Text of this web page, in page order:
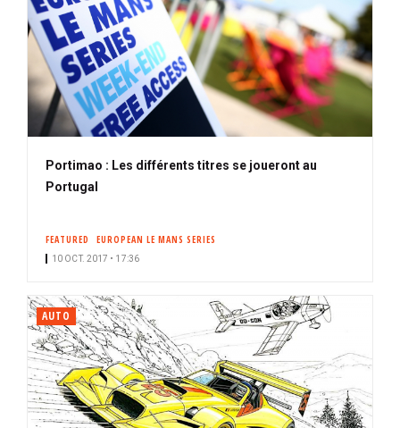
Portimao : Les différents titres se joueront au
Portugal
FEATURED EUROPEAN LE MANS SERIES
10 OCT. 2017 • 17:36
AUTO